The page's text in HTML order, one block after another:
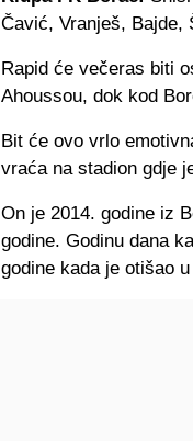
Čavić, Vranješ, Bajde,
Rapid će večeras biti
Ahoussou, dok kod
Bit će ovo vrlo
vraća na stadion gdje
On je 2014. godine iz
godine. Godinu dana
godine kada je otišao